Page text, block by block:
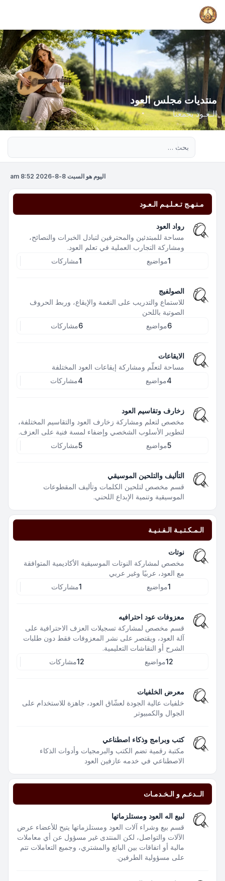
منتديات مجلس العود
الـعـود يجمعنا
اليوم هو السبت 8-8-2026 8:52 am
مـنـهـج تـعـلـيـم الـعـود
رواد العود
مساحة للمبتدئين والمحترفين لتبادل الخبرات والنصائح،
ومشاركة التجارب العملية في تعلم العود.
1مواضيع 1مشاركات
الصولفيج
للاستماع والتدريب على النغمة والإيقاع، وربط الحروف
الصوتية باللحن
6مواضيع 6مشاركات
الايقاعات
مساحة لتعلّم ومشاركة إيقاعات العود المختلفة
4مواضيع 4مشاركات
زخارف وتقاسيم العود
مخصص لتعلم ومشاركة زخارف العود والتقاسيم المختلفة،
لتطوير الأسلوب الشخصي وإضفاء لمسة فنية على العزف.
5مواضيع 5مشاركات
التأليف والتلحين الموسيقي
قسم مخصص لتلحين الكلمات وتأليف المقطوعات
الموسيقية وتنمية الإبداع اللحني.
الـمـكـتـبـة الـفـنـيـة
نوتات
مخصص لمشاركة النوتات الموسيقية الأكاديمية المتوافقة
مع العود، عربيًا وغير عربي
1مواضيع 1مشاركات
معزوفات عود احترافيه
قسم مخصص لمشاركة تسجيلات العزف الاحترافية على
آلة العود، ويقتصر على نشر المعزوفات فقط دون طلبات
الشرح أو النقاشات التعليمية.
12مواضيع 12مشاركات
معرض الخلفيات
خلفيات عالية الجودة لعشّاق العود، جاهزة للاستخدام على
الجوال والكمبيوتر
كتب وبرامج وذكاء اصطناعي
مكتبة رقمية تضم الكتب والبرمجيات وأدوات الذكاء
الاصطناعي في خدمه عازفين العود
الــدعـم و الـخـدمـات
لبيع اله العود ومستلزماتها
قسم بيع وشراء آلات العود ومستلزماتها يتيح للأعضاء عرض
الآلات والتواصل، لكن المنتدى غير مسؤول عن أي معاملات
مالية أو اتفاقات بين البائع والمشتري، وجميع التعاملات تتم
على مسؤولية الطرفين.